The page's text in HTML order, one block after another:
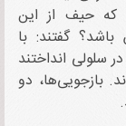
که حیف از این
باشد؟ گفتند: با
سلولی انداختند
بازجویی‌ها، دو